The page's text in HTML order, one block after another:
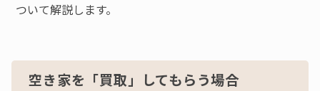
ついて解説します。
空き家を「買取」してもらう場合